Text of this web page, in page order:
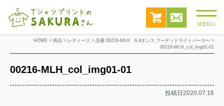
MENU
HOME > 商品 > レディース > 品番:00216-MLH 8.4オンス フーデッドライトパーカー >
00216-MLH_col_img01-01
00216-MLH_col_img01-01
投稿日2020.07.16